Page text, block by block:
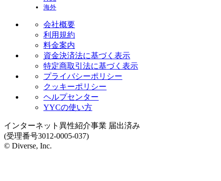
海外
会社概要
利用規約
料金案内
資金決済法に基づく表示
特定商取引法に基づく表示
プライバシーポリシー
クッキーポリシー
ヘルプセンター
YYCの使い方
インターネット異性紹介事業 届出済み
(受理番号3012-0005-037)
© Diverse, Inc.